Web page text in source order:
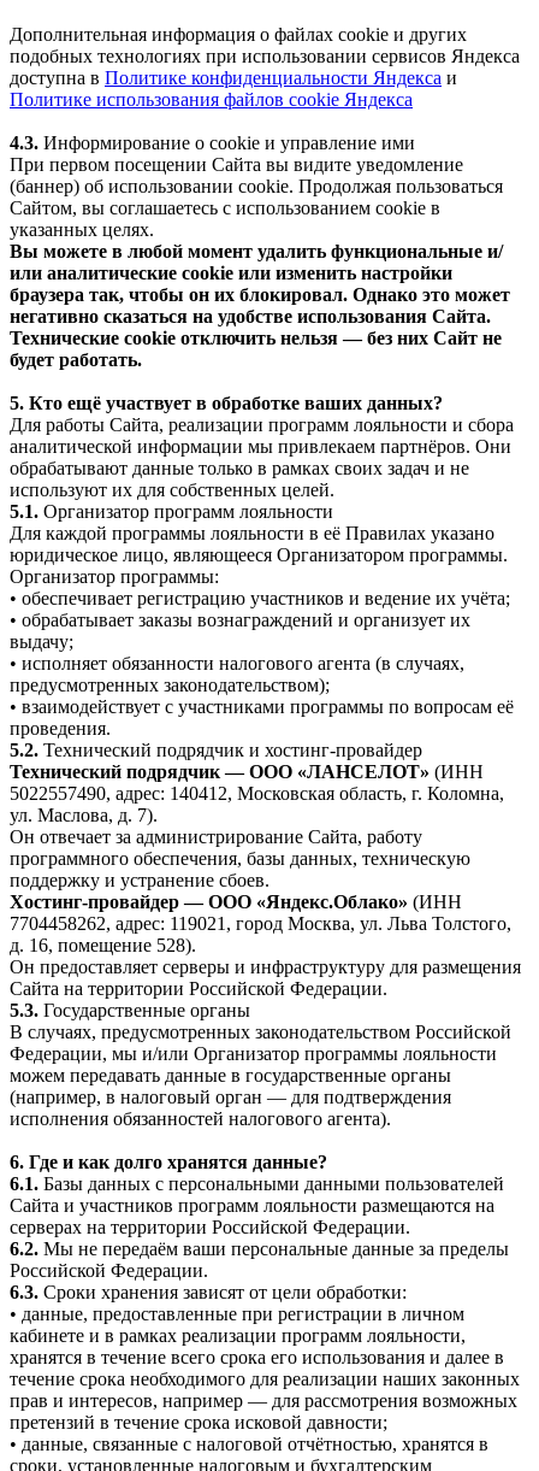
Дополнительная информация о файлах cookie и других
подобных технологиях при использовании сервисов Яндекса
доступна в Политике конфиденциальности Яндекса и
Политике использования файлов cookie Яндекса
4.3. Информирование о cookie и управление ими
При первом посещении Сайта вы видите уведомление
(баннер) об использовании cookie. Продолжая пользоваться
Сайтом, вы соглашаетесь с использованием cookie в
указанных целях.
Вы можете в любой момент удалить функциональные и/
или аналитические cookie или изменить настройки
браузера так, чтобы он их блокировал. Однако это может
негативно сказаться на удобстве использования Сайта.
Технические cookie отключить нельзя — без них Сайт не
будет работать.
5. Кто ещё участвует в обработке ваших данных?
Для работы Сайта, реализации программ лояльности и сбора
аналитической информации мы привлекаем партнёров. Они
обрабатывают данные только в рамках своих задач и не
используют их для собственных целей.
5.1. Организатор программ лояльности
Для каждой программы лояльности в её Правилах указано
юридическое лицо, являющееся Организатором программы.
Организатор программы:
• обеспечивает регистрацию участников и ведение их учёта;
• обрабатывает заказы вознаграждений и организует их
выдачу;
• исполняет обязанности налогового агента (в случаях,
предусмотренных законодательством);
• взаимодействует с участниками программы по вопросам её
проведения.
5.2. Технический подрядчик и хостинг-провайдер
Технический подрядчик — ООО «ЛАНСЕЛОТ» (ИНН
5022557490, адрес: 140412, Московская область, г. Коломна,
ул. Маслова, д. 7).
Он отвечает за администрирование Сайта, работу
программного обеспечения, базы данных, техническую
поддержку и устранение сбоев.
Хостинг-провайдер — ООО «Яндекс.Облако» (ИНН
7704458262, адрес: 119021, город Москва, ул. Льва Толстого,
д. 16, помещение 528).
Он предоставляет серверы и инфраструктуру для размещения
Сайта на территории Российской Федерации.
5.3. Государственные органы
В случаях, предусмотренных законодательством Российской
Федерации, мы и/или Организатор программы лояльности
можем передавать данные в государственные органы
(например, в налоговый орган — для подтверждения
исполнения обязанностей налогового агента).
6. Где и как долго хранятся данные?
6.1. Базы данных с персональными данными пользователей
Сайта и участников программ лояльности размещаются на
серверах на территории Российской Федерации.
6.2. Мы не передаём ваши персональные данные за пределы
Российской Федерации.
6.3. Сроки хранения зависят от цели обработки:
• данные, предоставленные при регистрации в личном
кабинете и в рамках реализации программ лояльности,
хранятся в течение всего срока его использования и далее в
течение срока необходимого для реализации наших законных
прав и интересов, например — для рассмотрения возможных
претензий в течение срока исковой давности;
• данные, связанные с налоговой отчётностью, хранятся в
сроки, установленные налоговым и бухгалтерским